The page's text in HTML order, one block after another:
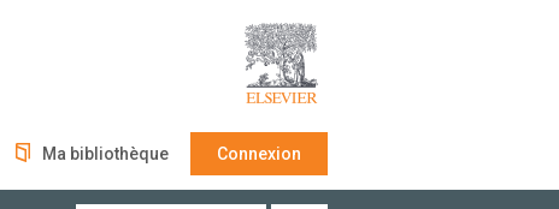
Ma bibliothèque Connexion